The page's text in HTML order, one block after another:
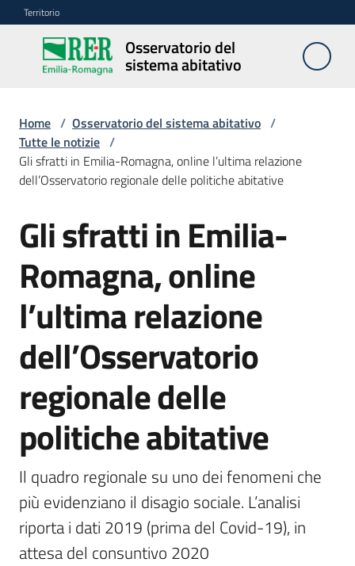
Vai al contenuto
Vai alla navigazione
Vai al footer
Territorio
Osservatorio del
sistema abitativo
Osservatorio
del sistema
Studi
e
Seminari
ed
eventi
Anagrafe
regionale
Osservatorio
dei
fabbisogni
abitativi
(FABER)
Home / Osservatorio del sistema abitativo /
Tutte le notizie /
Gli sfratti in Emilia-Romagna, online l’ultima relazione
dell’Osservatorio regionale delle politiche abitative
Salta al contenuto
Gli sfratti in Emilia-
Romagna, online
l’ultima relazione
dell’Osservatorio
regionale delle
politiche abitative
Il quadro regionale su uno dei fenomeni che
più evidenziano il disagio sociale. L’analisi
riporta i dati 2019 (prima del Covid-19), in
attesa del consuntivo 2020